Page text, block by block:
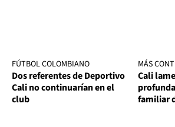
FÚTBOL COLOMBIANO
Dos referentes de Deportivo
Cali no continuarían en el
club
MÁS
Cali
familiar